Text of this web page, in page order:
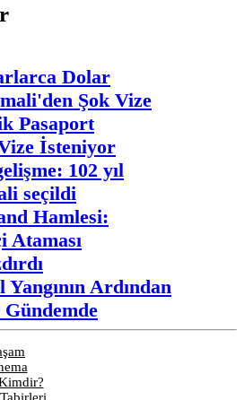
Dolar
Şok Vize
Pasaport
İsteniyor
102 yıl
seçildi
Hamlesi:
Ataması
Ardından